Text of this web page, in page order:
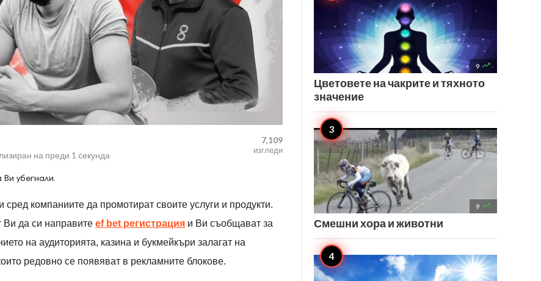
на преди 1 секунда
7,109
изгледи
убегнали.
компаниите да промотират своите услуги и продукти.
Ви да си направите ef bet регистрация и Ви съобщават за
на аудиторията, казина и букмейкъри залагат на
редовно се появяват в рекламните блокове.
9 
Цветовете на чакрите и тяхното
значение
9 
Смешни хора и животни